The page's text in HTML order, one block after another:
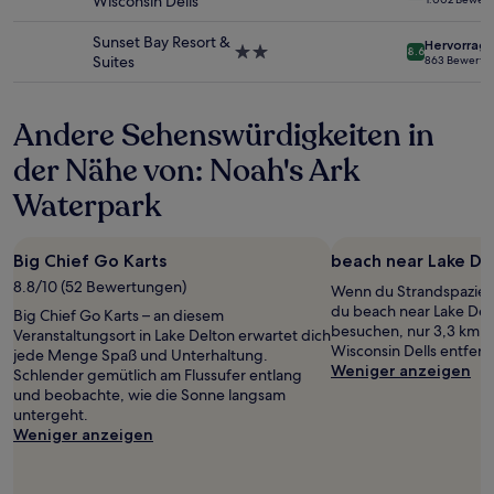
zusätzliche
Sunset Bay Resort &
Suites
2.0-
8.6
863
Andere Sehenswürdigkeiten in
der Nähe von: Noah's Ark
Waterpark
Big Chief Go Karts
8.8/10 (52 Bewertungen)
Big Chief Go Karts – an diesem
Veranstaltungsort in Lake Delton erwartet dich
jede Menge Spaß und Unterhaltung.
Schlender gemütlich am Flussufer entlang
und beobachte, wie die Sonne langsam
untergeht.
Weniger anzeigen
beach near Lake
Wenn du
du beach near Lake
besuchen, nur 3,3 km
Wisconsin Dells
Weniger anzeigen